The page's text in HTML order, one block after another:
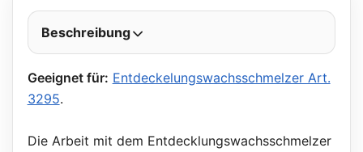
Beschreibung
Geeignet für: Entdeckelungswachsschmelzer Art.
3295.
Die Arbeit mit dem Entdecklungswachsschmelzer